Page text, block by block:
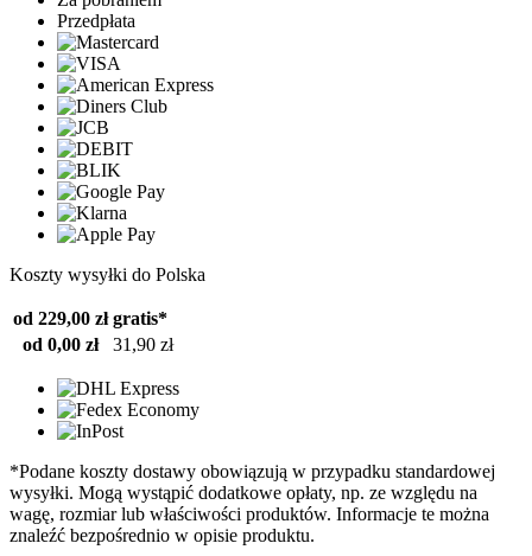
Przedpłata
Koszty wysyłki do Polska
od 229,00 zł gratis*
od 0,00 zł
31,90 zł
*Podane koszty dostawy obowiązują w przypadku standardowej
wysyłki. Mogą wystąpić dodatkowe opłaty, np. ze względu na
wagę, rozmiar lub właściwości produktów. Informacje te można
znaleźć bezpośrednio w opisie produktu.